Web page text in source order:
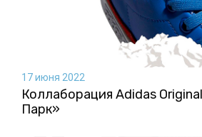
17 июня 2022
Коллаборация Аdidas
Парк»